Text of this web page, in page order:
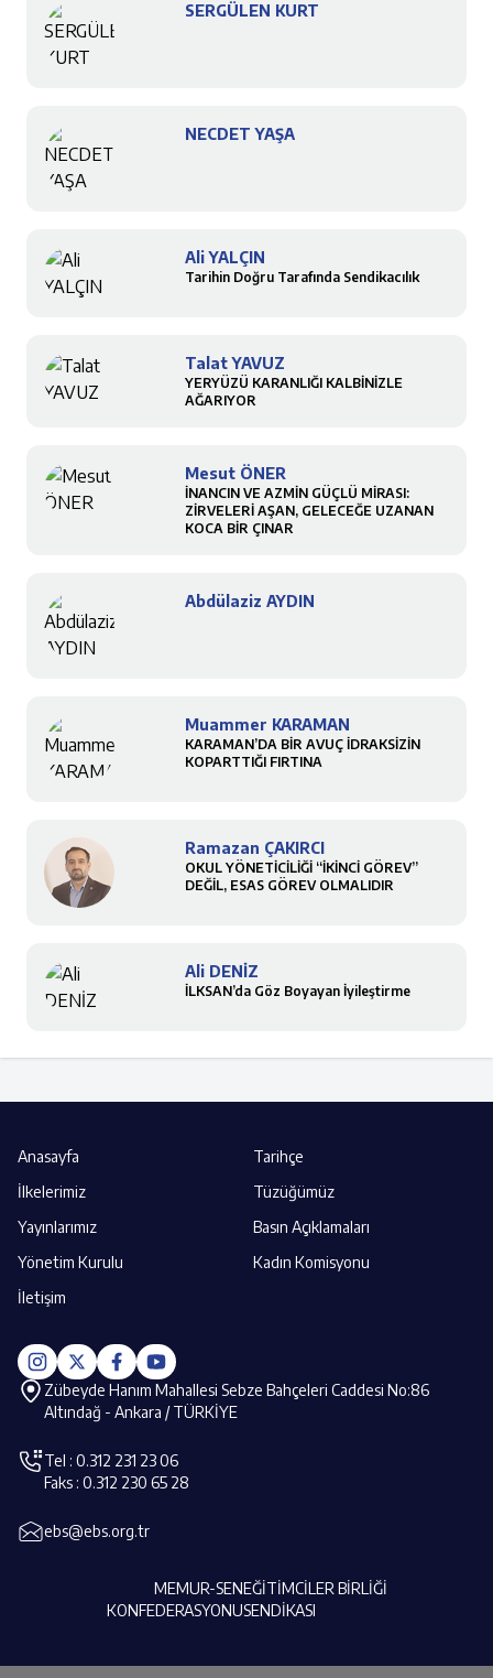
SERGÜLEN KURT
NECDET YAŞA
Ali YALÇIN
Tarihin Doğru Tarafında Sendikacılık
Talat YAVUZ
YERYÜZÜ KARANLIĞI KALBİNİZLE
AĞARIYOR
Mesut ÖNER
İNANCIN VE AZMİN GÜÇLÜ MİRASI:
ZİRVELERİ AŞAN, GELECEĞE UZANAN
KOCA BİR ÇINAR
Abdülaziz AYDIN
Muammer KARAMAN
KARAMAN’DA BİR AVUÇ İDRAKSİZİN
KOPARTTIĞI FIRTINA
Ramazan ÇAKIRCI
OKUL YÖNETİCİLİĞİ “İKİNCİ GÖREV”
DEĞİL, ESAS GÖREV OLMALIDIR
Ali DENİZ
İLKSAN’da Göz Boyayan İyileştirme
Anasayfa
Tarihçe
İlkelerimiz
Tüzüğümüz
Yayınlarımız
Basın Açıklamaları
Yönetim Kurulu
Kadın Komisyonu
İletişim
MEMUR-SEN
KONFEDERASYONU
EĞİTİMCİLER BİRLİĞİ
SENDİKASI
Zübeyde Hanım Mahallesi Sebze Bahçeleri Caddesi No:86
Altındağ - Ankara / TÜRKİYE
Tel : 0.312 231 23 06
Faks : 0.312 230 65 28
ebs@ebs.org.tr